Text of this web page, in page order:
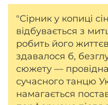
"Сірник у копиці
відбувається з
робить його
здавалося б,
сюжету —
сучасного танцю
намагається